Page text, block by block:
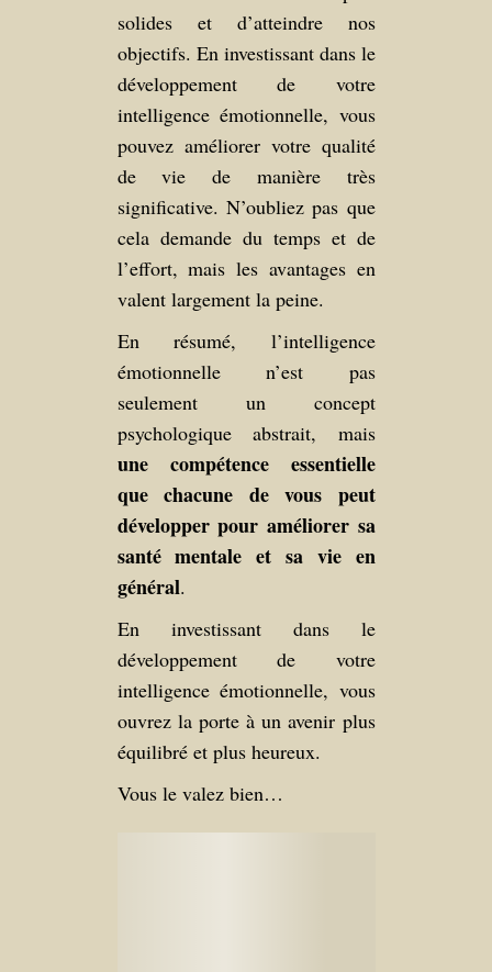
solides et d’atteindre nos
objectifs. En investissant dans le
développement de votre
intelligence émotionnelle, vous
pouvez améliorer votre qualité
de vie de manière très
significative. N’oubliez pas que
cela demande du temps et de
l’effort, mais les avantages en
valent largement la peine.
En résumé, l’intelligence
émotionnelle n’est pas
seulement un concept
psychologique abstrait, mais
une compétence essentielle
que chacune de vous peut
développer pour améliorer sa
santé mentale et sa vie en
général.
En investissant dans le
développement de votre
intelligence émotionnelle, vous
ouvrez la porte à un avenir plus
équilibré et plus heureux.
Vous le valez bien…